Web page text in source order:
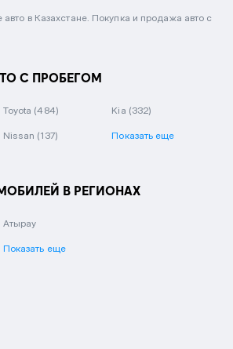
в Казахстане. Покупка и продажа авто с
С ПРОБЕГОМ
Toyota (484) Kia (332)
Nissan (137) Показать еще
В РЕГИОНАХ
Атырау
Показать еще